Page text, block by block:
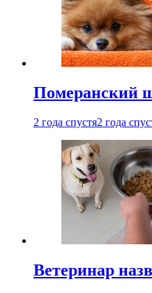
Померанский
2 года спустя2 года
Ветеринар